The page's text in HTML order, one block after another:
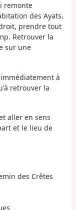
remonte
des Ayats.
prendre tout
Retrouver la
sur une
à
retrouver la
aller en sens
et le lieu de
des Crêtes